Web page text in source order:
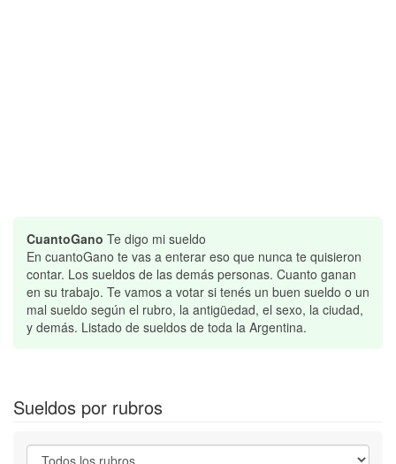
CuantoGano Te digo mi sueldo
En cuantoGano te vas a enterar eso que nunca te quisieron
contar. Los sueldos de las demás personas. Cuanto ganan
en su trabajo. Te vamos a votar si tenés un buen sueldo o un
mal sueldo según el rubro, la antigüedad, el sexo, la ciudad,
y demás. Listado de sueldos de toda la Argentina.
Sueldos por rubros